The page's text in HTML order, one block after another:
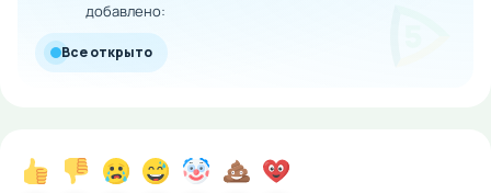
добавлено:
Все открыто